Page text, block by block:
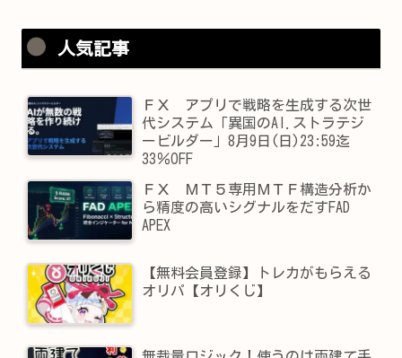
人気記事
ＦＸ アプリで戦略を生成する次世
代システム「異国のAI.ストラテジ
ービルダー」8月9日(日)23:59迄
33％OFF
ＦＸ ＭＴ５専用ＭＴＦ構造分析か
ら精度の高いシグナルをだすFAD
APEX
【無料会員登録】トレカがもらえる
オリパ【オリくじ】